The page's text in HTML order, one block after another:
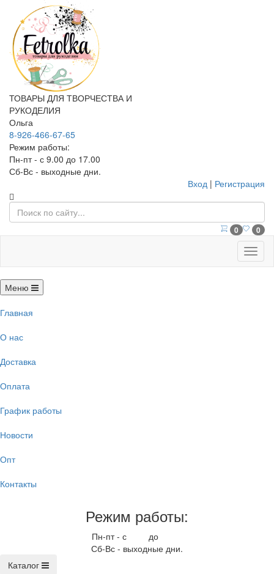
ТОВАРЫ ДЛЯ ТВОРЧЕСТВА И
РУКОДЕЛИЯ
Ольга
8-926-466-67-65
Режим работы:
Пн-пт - с 9.00 до 17.00
Сб-Вс - выходные дни.
Вход | Регистрация
0
0
Меню
Меню
Главная
О нас
Доставка
Оплата
График работы
Новости
Опт
Контакты
Режим работы:
Пн-пт - с до
Сб-Вс - выходные дни.
Каталог